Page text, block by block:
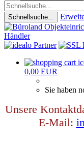
Schnellsuche...
0,00 EUR
Sie haben
Unsere
E-Mail: